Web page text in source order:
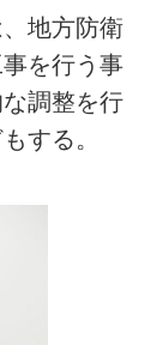
地方防衛
を行う事
調整を行
する。